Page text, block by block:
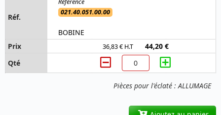
Pièces pour l'éclaté : ALLUMAGE
021.40.051.00.00
BOBINE
36,83 € H.T 44,20 €